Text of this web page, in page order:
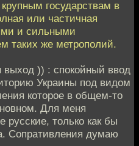
государствам в
или частичная
и сильными
таких же метрополий.
)) : спокойный ввод
Украины под видом
которое в общем-то
Для меня
только как бы
Сопративления думаю